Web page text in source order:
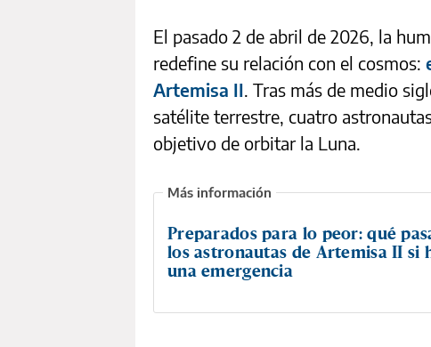
El pasado 2 de abril de 2026, la
redefine su relación con el cosmos:
Artemisa II. Tras más de medio
satélite terrestre, cuatro
objetivo de orbitar la Luna.
Preparados para lo peor: qué
los astronautas de Artemisa II si
una emergencia